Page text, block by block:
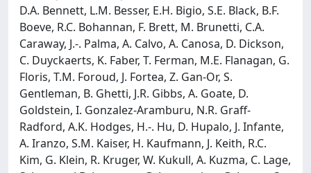
D.A. Bennett, L.M. Besser, E.H. Bigio, S.E. Black, B.F.
Boeve, R.C. Bohannan, F. Brett, M. Brunetti, C.A.
Caraway, J.-. Palma, A. Calvo, A. Canosa, D. Dickson,
C. Duyckaerts, K. Faber, T. Ferman, M.E. Flanagan, G.
Floris, T.M. Foroud, J. Fortea, Z. Gan-Or, S.
Gentleman, B. Ghetti, J.R. Gibbs, A. Goate, D.
Goldstein, I. Gonzalez-Aramburu, N.R. Graff-
Radford, A.K. Hodges, H.-. Hu, D. Hupalo, J. Infante,
A. Iranzo, S.M. Kaiser, H. Kaufmann, J. Keith, R.C.
Kim, G. Klein, R. Kruger, W. Kukull, A. Kuzma, C. Lage,